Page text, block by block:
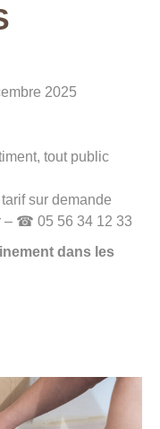
2025
tout public
sur demande
– ☎ 05 56 34 12 33
dans les